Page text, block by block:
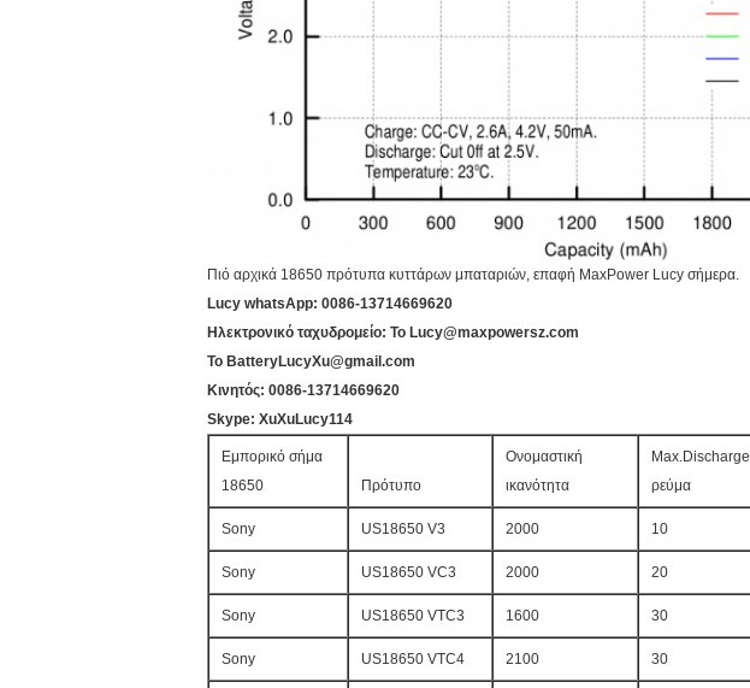
Πιό αρχικά 18650 πρότυπα κυττάρων μπαταριών, επαφή MaxPower Lucy σήμερα.
Lucy whatsApp: 0086-13714669620
Ηλεκτρονικό ταχυδρομείο: Το Lucy@maxpowersz.com
Το BatteryLucyXu@gmail.com
Κινητός: 0086-13714669620
Skype: XuXuLucy114
Εμπορικό σήμα
18650
Πρότυπο
Ονομαστική
ικανότητα
Max.Discharge
ρεύμα
Sony US18650 V3 2000 10
Sony US18650 VC3 2000 20
Sony US18650 VTC3 1600 30
Sony US18650 VTC4 2100 30